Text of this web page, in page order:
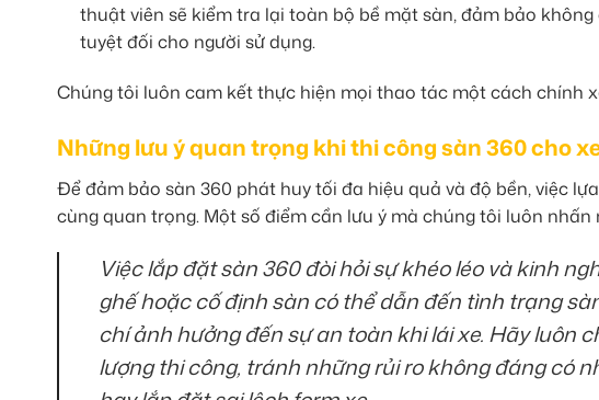
thuật viên sẽ kiểm tra lại toàn bộ bề mặt sàn, đảm bảo
tuyệt đối cho người sử dụng.
Chúng tôi luôn cam kết thực hiện mọi thao tác một cách chính
Những lưu ý quan trọng khi thi công sàn 360 cho
Để đảm bảo sàn 360 phát huy tối đa hiệu quả và độ bền, việc
cùng quan trọng. Một số điểm cần lưu ý mà chúng tôi luôn nhấn
Việc lắp đặt sàn 360 đòi hỏi sự khéo léo và kinh
ghế hoặc cố định sàn có thể dẫn đến tình trạng
chí ảnh hưởng đến sự an toàn khi lái xe. Hãy luôn
lượng thi công, tránh những rủi ro không đáng có